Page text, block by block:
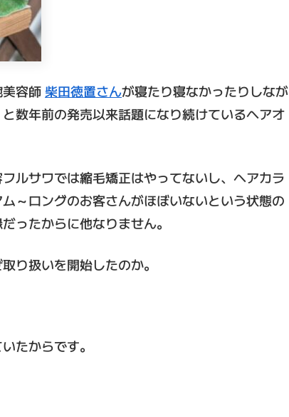
容師柴田徳置さんが寝たり寝なかったりしなが
と数年前の発売以来話題になり続けているヘアオ
ルサワでは縮毛矯正はやってないし、ヘアカラ
～ロングのお客さんがほぼいないという状態の
ったからに他なりません。
り扱いを開始したのか。
たからです。